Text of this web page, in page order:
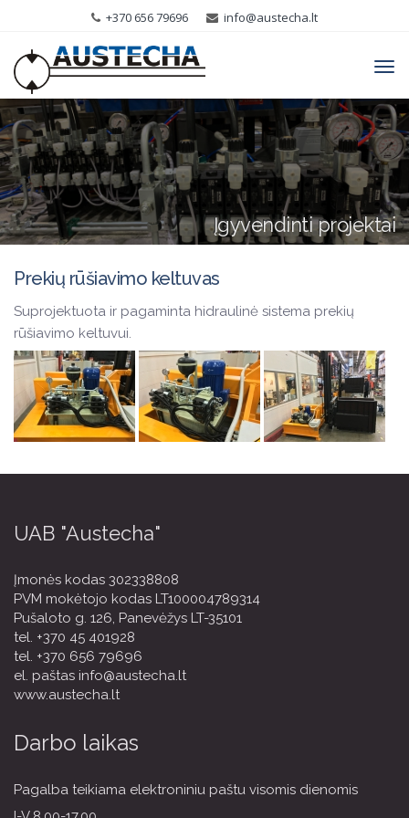
+370 656 79696 info@austecha.lt
Įgyvendinti projektai
Prekių rūšiavimo keltuvas
Suprojektuota ir pagaminta hidraulinė sistema prekių
rūšiavimo keltuvui.
UAB "Austecha"
Įmonės kodas 302338808
PVM mokėtojo kodas LT100004789314
Pušaloto g. 126, Panevėžys LT-35101
tel. +370 45 401928
tel. +370 656 79696
el. paštas info@austecha.lt
www.austecha.lt
Darbo laikas
Pagalba teikiama elektroniniu paštu visomis dienomis